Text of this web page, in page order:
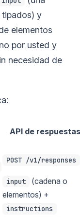
tipados) y
elementos
por usted y
necesidad de
API de respuestas
POST /v1/responses
input
(cadena o
elementos) +
instructions